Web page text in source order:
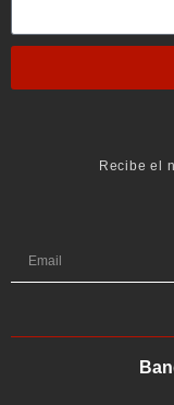
Recibe el